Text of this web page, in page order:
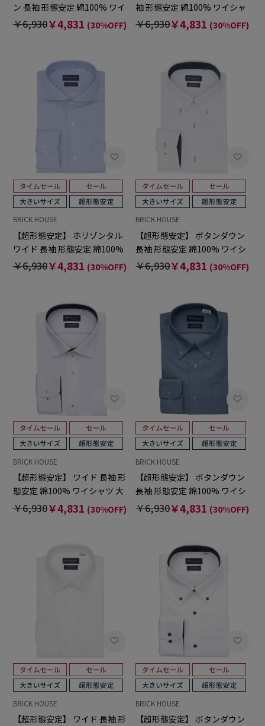
ン 長袖 形態安定 綿100% ワイ
シャツ 大きいサイズ
￥6,930￥4,831 (30%OFF)
袖 形態安定 綿100% ワイシャ
ツ 大きいサイズ
￥6,930￥4,831 (30%OFF)
BRICK HOUSE
【超形態安定】 ホリゾンタル
ワイド 長袖 形態安定 綿100%
ワイシャツ 大きいサイズ
￥6,930￥4,831 (30%OFF)
BRICK HOUSE
【超形態安定】 ボタンダウン
長袖 形態安定 綿100% ワイシ
ャツ 大きいサイズ
￥6,930￥4,831 (30%OFF)
BRICK HOUSE
【超形態安定】 ワイド 長袖 形
態安定 綿100% ワイシャツ 大
きいサイズ
￥6,930￥4,831 (30%OFF)
BRICK HOUSE
【超形態安定】 ボタンダウン
長袖 形態安定 綿100% ワイシ
ャツ 大きいサイズ
￥6,930￥4,831 (30%OFF)
BRICK HOUSE
【超形態安定】 ワイド 長袖 形
BRICK HOUSE
【超形態安定】 ボタンダウン